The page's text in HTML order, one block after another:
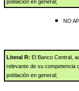
población en general;
NO
Literal R: El Banco Central,
relevante de su competencia
población en general;